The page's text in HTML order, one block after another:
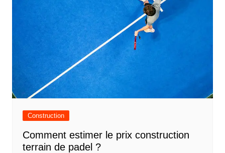
Construction
Comment estimer le prix construction
terrain de padel ?